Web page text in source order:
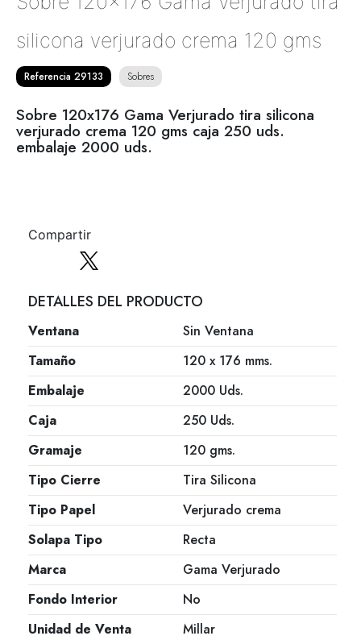
silicona verjurado crema 120 gms
Referencia 29133 Sobres
Sobre 120x176 Gama Verjurado tira silicona
verjurado crema 120 gms caja 250 uds.
embalaje 2000 uds.
Compartir
DETALLES DEL PRODUCTO
Ventana
Sin Ventana
Tamaño
120 x 176 mms.
Embalaje
2000 Uds.
Caja
250 Uds.
Gramaje
120 gms.
Tipo Cierre
Tira Silicona
Tipo Papel
Verjurado crema
Solapa Tipo
Recta
Marca
Gama Verjurado
Fondo Interior
No
Unidad de Venta
Millar